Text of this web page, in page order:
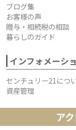
ブログ集
お客様の声
贈与・相続税の相談
暮らしのガイド
インフォメーシ
センチュリー21につ
資産管理
ア